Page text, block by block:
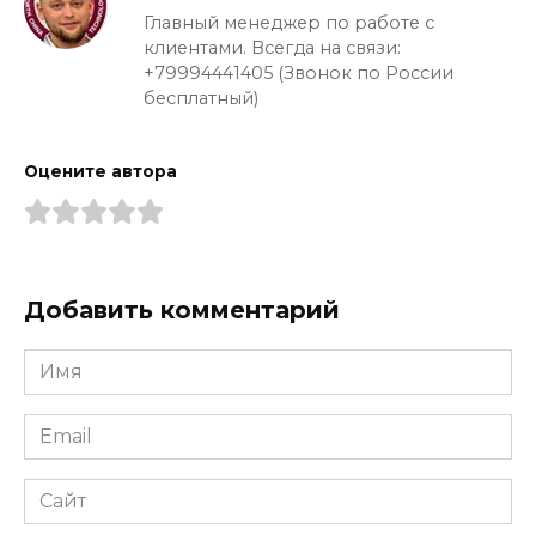
Главный менеджер по работе с
клиентами. Всегда на связи:
+79994441405 (Звонок по России
бесплатный)
Оцените автора
Добавить комментарий
Имя
*
Email
*
Сайт